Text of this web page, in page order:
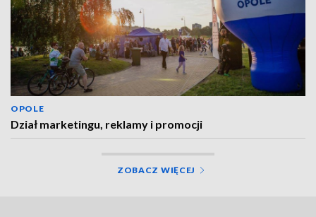
OPOLE
Dział marketingu, reklamy i promocji
ZOBACZ WIĘCEJ